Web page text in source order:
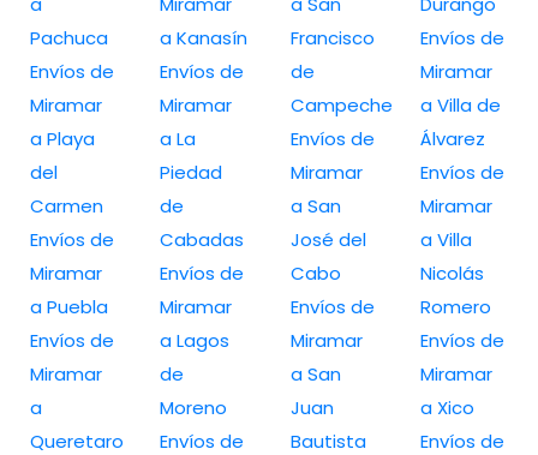
Pachuca
Envíos de
Miramar
a Playa
del
Carmen
Envíos de
Miramar
a Puebla
Envíos de
Miramar
a
Queretaro
a Kanasín
Envíos de
Miramar
a La
Piedad
de
Cabadas
Envíos de
Miramar
a Lagos
de
Moreno
Envíos de
Francisco
de
Campeche
Envíos de
Miramar
a San
José del
Cabo
Envíos de
Miramar
a San
Juan
Bautista
Envíos de
Miramar
a Villa de
Álvarez
Envíos de
Miramar
a Villa
Nicolás
Romero
Envíos de
Miramar
a Xico
Envíos de